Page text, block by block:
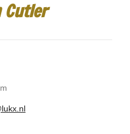
Cutler